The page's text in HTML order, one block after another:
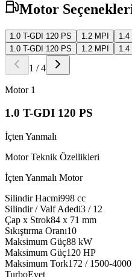
Motor
1.0 T-GDI 120 PS 1.2 MPI 1.4
1.0 T-GDI 120 PS
1.2 MPI 1.4
1 /4
Motor 1
1.0 T-GDI 120 PS
İçten Yanmalı
Motor Teknik Özellikleri
İçten Yanmalı Motor
Silindir Hacmi998 cc
Silindir / Valf Adedi3 / 12
Çap x Strok84 x 71 mm
Sıkıştırma Oranı10
Maksimum Güç88 kW
Maksimum Güç120 HP
Maksimum Tork172 / 1500-4000
TurboEvet